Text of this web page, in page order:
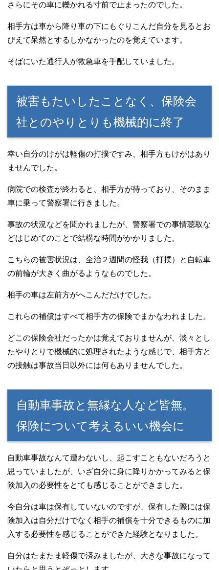
さらにその車に轢かれる寸前で止まったのでした。
相手方は車から降り車の下にもぐりこんだ自分を見るとお
びえて呆然とするしかなかったのを覚えています。
そばにいた通行人が救急車を手配していました。
被害もたいしたことなく、保険会
社とのやりとりも機械的に終了
幸い自分のけがは軽傷の打撲ですみ、相手方もけがはあり
ませんでした。
病院での検査が終わると、相手方が待っており、そのまま
車に乗って警察署に行きました。
事故の状況などを聞かれましたが、警察署での事情聴取な
どはじめてのことで結構な時間がかかりました。
こちらの被害状況は、全治２週間の怪我（打撲）と自転車
の前輪が大きく曲がるようなものでした。
相手の車は左前方がへこんだだけでした。
これらの補償はすべて相手方の保険でまかなわれました。
どこの保険会社だったかは覚えておりませんが、淡々とし
たやりとりで機械的に処理されたような感じで、相手方と
の接触は事故当日以外には何もありませんでした。
自動車事故と無縁な人など皆無。
保険について考えるいい機会に
自動車事故なんて遭わないし、起こすこともないだろうと
思っていましたが、いざ自分に身に降りかかってみると保
険加入の必要性をとても感じることができました。
今自分は車は保有していないのですが、保有した際には保
険加入は自分だけでなく相手の補償を十分できるものに加
入する必要性を感じることができた経験となりました。
自分はたまたま軽傷で済みましたが、大きな事故になって